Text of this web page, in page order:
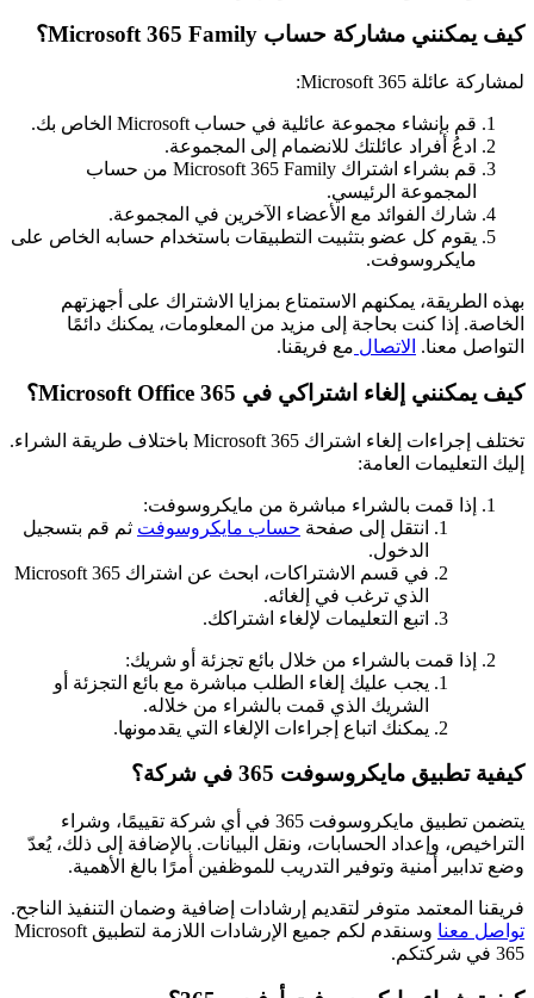
كيف يمكنني مشاركة حساب Microsoft 365 Family؟
لمشاركة عائلة Microsoft 365:
قم بإنشاء مجموعة عائلية في حساب Microsoft الخاص بك.
ادعُ أفراد عائلتك للانضمام إلى المجموعة.
قم بشراء اشتراك Microsoft 365 Family من حساب
المجموعة الرئيسي.
شارك الفوائد مع الأعضاء الآخرين في المجموعة.
يقوم كل عضو بتثبيت التطبيقات باستخدام حسابه الخاص على
مايكروسوفت.
بهذه الطريقة، يمكنهم الاستمتاع بمزايا الاشتراك على أجهزتهم
الخاصة. إذا كنت بحاجة إلى مزيد من المعلومات، يمكنك دائمًا
التواصل معنا. الاتصال مع فريقنا.
كيف يمكنني إلغاء اشتراكي في Microsoft Office 365؟
تختلف إجراءات إلغاء اشتراك Microsoft 365 باختلاف طريقة الشراء.
إليك التعليمات العامة:
إذا قمت بالشراء مباشرة من مايكروسوفت:
انتقل إلى صفحة حساب مايكروسوفت ثم قم بتسجيل
الدخول.
في قسم الاشتراكات، ابحث عن اشتراك Microsoft 365
الذي ترغب في إلغائه.
اتبع التعليمات لإلغاء اشتراكك.
إذا قمت بالشراء من خلال بائع تجزئة أو شريك:
يجب عليك إلغاء الطلب مباشرة مع بائع التجزئة أو
الشريك الذي قمت بالشراء من خلاله.
يمكنك اتباع إجراءات الإلغاء التي يقدمونها.
كيفية تطبيق مايكروسوفت 365 في شركة؟
يتضمن تطبيق مايكروسوفت 365 في أي شركة تقييمًا، وشراء
التراخيص، وإعداد الحسابات، ونقل البيانات. بالإضافة إلى ذلك، يُعدّ
وضع تدابير أمنية وتوفير التدريب للموظفين أمرًا بالغ الأهمية.
فريقنا المعتمد متوفر لتقديم إرشادات إضافية وضمان التنفيذ الناجح.
تواصل معنا
وسنقدم لكم جميع الإرشادات اللازمة لتطبيق Microsoft
365 في شركتكم.